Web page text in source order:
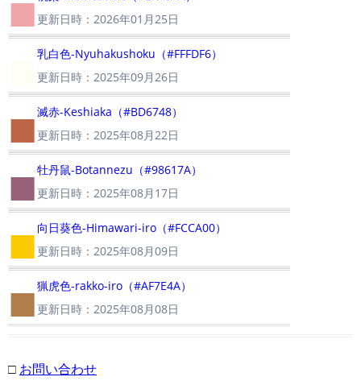
更新日時：2026年01月25日
乳白色-Nyuhakushoku（#FFFDF6）
更新日時：2025年09月26日
■滅赤-Keshiaka（#BD6748）
更新日時：2025年08月22日
■牡丹鼠-Botannezu（#98617A）
更新日時：2025年08月17日
■ 向日葵色-Himawari-iro（#FCCA00）
更新日時：2025年08月09日
■猟虎色-rakko-iro（#AF7E4A）
更新日時：2025年08月08日
□ お問い合わせ